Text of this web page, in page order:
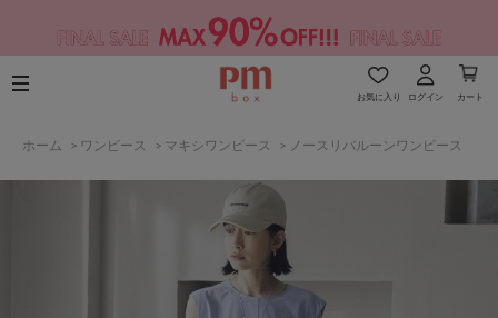
お気に入り ログイン カート
ホーム > ワンピース > マキシワンピース > ノースリバルーンワンピース